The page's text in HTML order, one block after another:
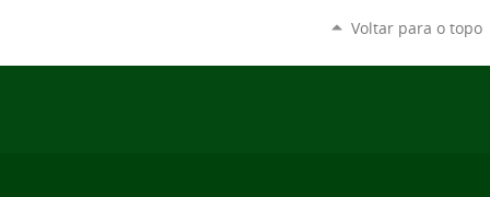
Voltar para o topo